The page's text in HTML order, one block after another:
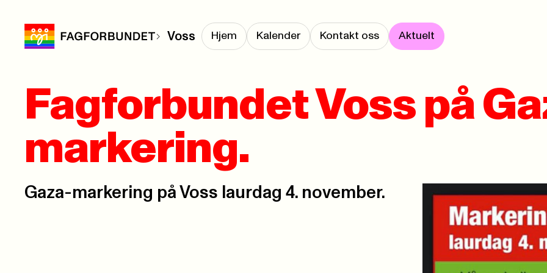
Voss Hjem Kalender Kontakt oss Aktuelt
Fagforbundet Voss på
markering.
Gaza-markering på Voss laurdag 4. november.